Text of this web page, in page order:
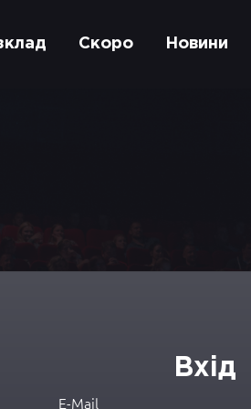
Скоро Новини
Вхід
E-Mail